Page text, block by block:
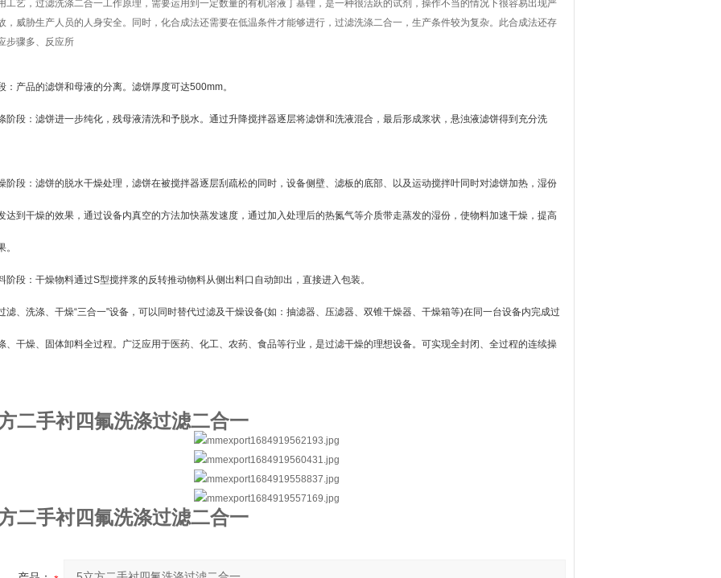
工艺，过滤洗涤二合一工作原理，需要运用到一定数量的有机溶液丁基锂，是一种很活跃的试剂，操作不当的情况下很容易出现严
，威胁生产人员的人身安全。同时，化合成法还需要在低温条件才能够进行，过滤洗涤二合一，生产条件较为复杂。此合成法还存
步骤多、反应所
：产品的滤饼和母液的分离。滤饼厚度可达500mm。
：滤饼进一步纯化，残母液清洗和予脱水。通过升降搅拌器逐层将滤饼和洗液混合，最后形成浆状，悬浊液滤饼得到充分洗
：滤饼的脱水干燥处理，滤饼在被搅拌器逐层刮疏松的同时，设备侧壁、滤板的底部、以及运动搅拌叶同时对滤饼加热，湿份
达到干燥的效果，通过设备内真空的方法加快蒸发速度，通过加入处理后的热氮气等介质带走蒸发的湿份，使物料加速干燥，提高
。
：干燥物料通过S型搅拌浆的反转推动物料从侧出料口自动卸出，直接进入包装。
洗涤、干燥“三合一"设备，可以同时替代过滤及干燥设备(如：抽滤器、压滤器、双锥干燥器、干燥箱等)在同一台设备内完成过
、干燥、固体卸料全过程。广泛应用于医药、化工、农药、食品等行业，是过滤干燥的理想设备。可实现全封闭、全过程的连续操
二手衬四氟洗涤过滤二合一
二手衬四氟洗涤过滤二合一